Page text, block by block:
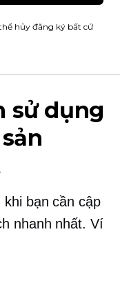
hủy đăng ký bất cứ
sử dụng
bạn cần cập
nhanh nhất. Ví